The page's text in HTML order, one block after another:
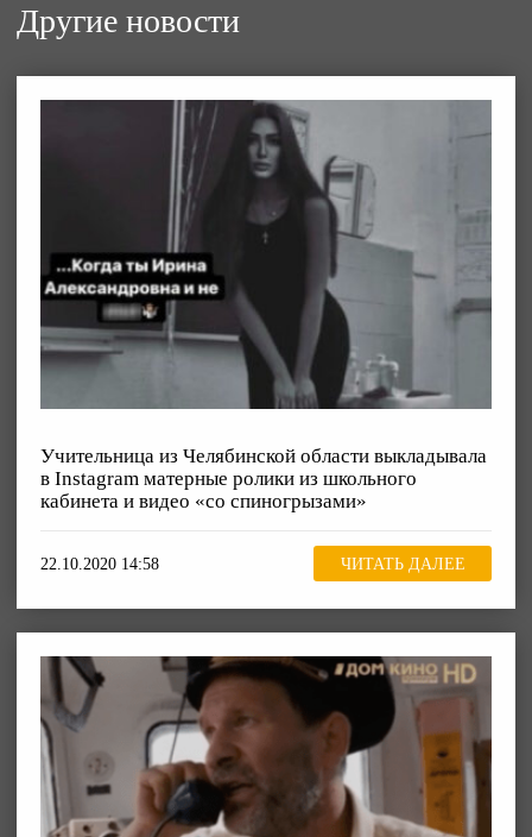
Другие новости
Учительница из Челябинской области выкладывала
в Instagram матерные ролики из школьного
кабинета и видео «со спиногрызами»
22.10.2020 14:58 ЧИТАТЬ ДАЛЕЕ